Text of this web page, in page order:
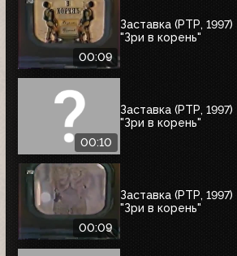
00:09
Заставка (РТР, 1997)
"Зри в корень"
00:10
Заставка (РТР, 1997)
"Зри в корень"
00:09
Заставка (РТР, 1997)
"Зри в корень"